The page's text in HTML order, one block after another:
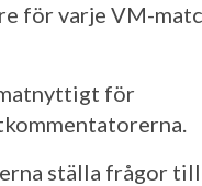
för varje VM-
för
ställa frågor till